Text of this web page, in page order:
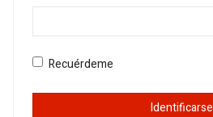
Recuérdeme
Identificarse